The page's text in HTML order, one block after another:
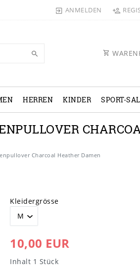
ANMELDEN
HERREN KINDER SPORT-
Charcoal Heather Damen
Kleidergrösse
10,00 EUR
Inhalt 1 Stück